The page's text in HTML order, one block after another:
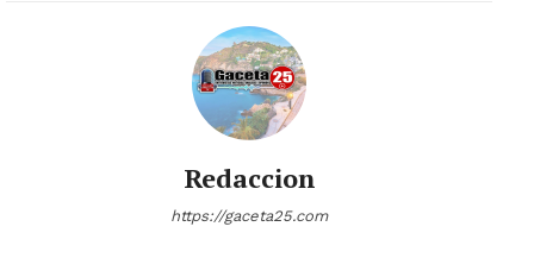
Redaccion
https://gaceta25.com